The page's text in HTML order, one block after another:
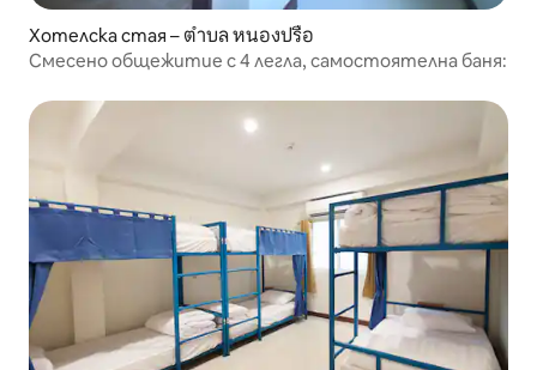
Хотелска стая – ตำบล หนองปรือ
Смесено общежитие с 4 легла, самостоятелна баня: